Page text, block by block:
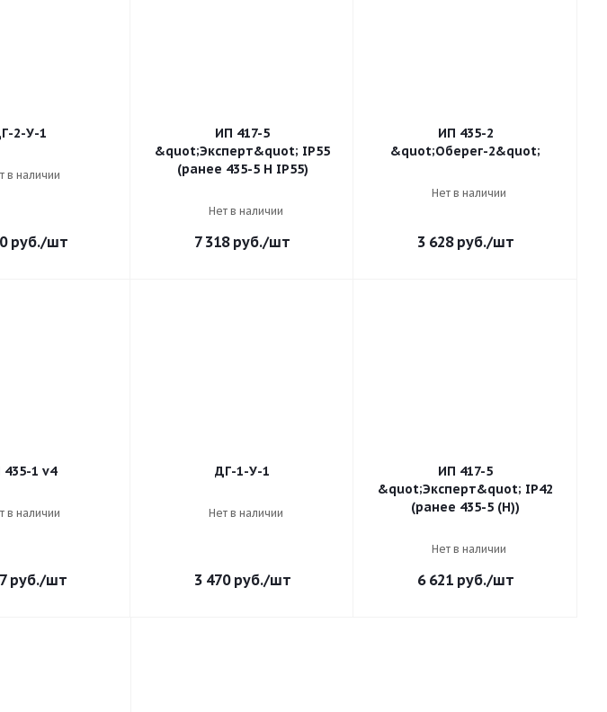
2-У-1
в наличии
руб./шт
ИП 417-5
&quot;Эксперт&quot; IP55
(ранее 435-5 Н IP55)
Нет в наличии
7 318руб./шт
ИП 435-2
&quot;Оберег-2&quot;
Нет в наличии
3 628руб./шт
435-1 v4
в наличии
руб./шт
ДГ-1-У-1
Нет в наличии
3 470руб./шт
ИП 417-5
&quot;Эксперт&quot; IP42
(ранее 435-5 (Н))
Нет в наличии
6 621руб./шт